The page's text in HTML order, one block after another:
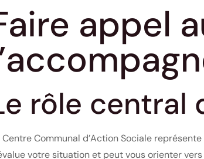
appel
rôle central
Centre Communal d’Action Sociale
votre situation et peut vous orienter